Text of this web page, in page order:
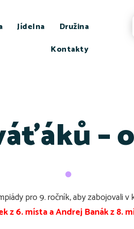
Jídelna
Družina
Kontakty
–
pro 9. ročník, aby zabojovali v
z 6. místa a Andrej Banák z 8.